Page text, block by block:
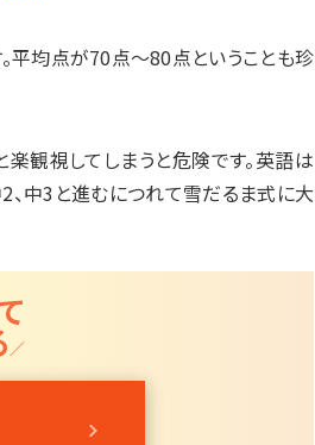
平均点が70点〜80点ということも珍
楽観視してしまうと危険です。英語は
中3と進むにつれて雪だるま式に大